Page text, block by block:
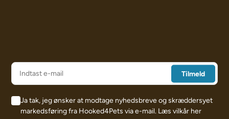
Ja tak, jeg ønsker at modtage nyhedsbreve og skræddersyet
markedsføring fra Hooked4Pets via e-mail. Læs vilkår her